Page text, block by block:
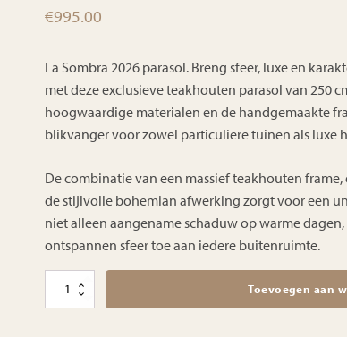
Oorspronkelijke
was:
€1,199.00.
€995.00
is:
€995.00.
La Sombra 2026 parasol. Breng sfeer, luxe en
met deze exclusieve teakhouten parasol van 250
hoogwaardige materialen en de handgemaakte
blikvanger voor zowel particuliere tuinen als luxe
De combinatie van een massief teakhouten
de stijlvolle bohemian afwerking zorgt voor een
niet alleen aangename schaduw op warme
ontspannen sfeer toe aan iedere buitenruimte.
Teakhouten
Toevoegen aan